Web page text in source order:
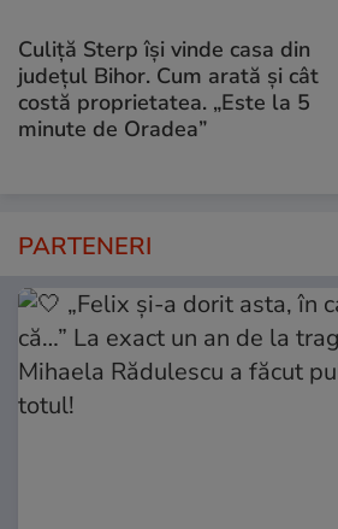
Culiță Sterp își vinde casa din
județul Bihor. Cum arată și cât
costă proprietatea. „Este la 5
minute de Oradea”
PARTENERI